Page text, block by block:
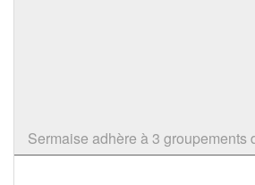
Sermaise adhère à 3 groupements